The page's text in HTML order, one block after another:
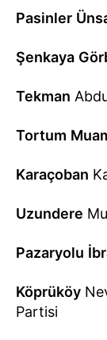
Pasinler
Şenkaya
Tekman
Tortum
Karaçoban
Uzundere
Pazaryolu
Köprüköy
Partisi